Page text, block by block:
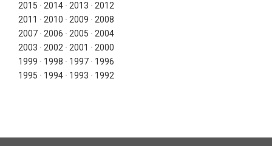
2015 ∙ 2014 ∙ 2013 ∙ 2012
2011 ∙ 2010 ∙ 2009 ∙ 2008
2007 ∙ 2006 ∙ 2005 ∙ 2004
2003 ∙ 2002 ∙ 2001 ∙ 2000
1999 ∙ 1998 ∙ 1997 ∙ 1996
1995 ∙ 1994 ∙ 1993 ∙ 1992